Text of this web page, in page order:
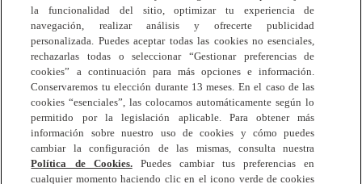
Preguntas Frecuentes
Política de Privacidad
Términos y Condiciones
Política de Cookies
Contáctanos
Mapa del Sitio
la funcionalidad del sitio, optimizar tu experiencia de
navegación, realizar análisis y ofrecerte publicidad
personalizada. Puedes aceptar todas las cookies no esenciales,
rechazarlas todas o seleccionar “Gestionar preferencias de
cookies” a continuación para más opciones e información.
Conservaremos tu elección durante 13 meses. En el caso de las
cookies “esenciales”, las colocamos automáticamente según lo
permitido por la legislación aplicable. Para obtener más
información sobre nuestro uso de cookies y cómo puedes
cambiar la configuración de las mismas, consulta nuestra
Política de Cookies.Puedes cambiar tus preferencias en
cualquier momento haciendo clic en el icono verde de cookies